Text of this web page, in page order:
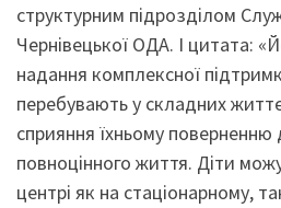
структурним підрозділом
Чернівецької ОДА. І цитата:
надання комплексної
перебувають у складних
сприяння їхньому поверненню
повноцінного життя. Діти
центрі як на стаціонарному,